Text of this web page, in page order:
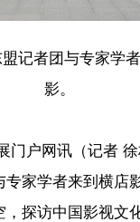
记者团与专家学
影。
门户网讯（记者 徐
专家学者来到横店
，探访中国影视文